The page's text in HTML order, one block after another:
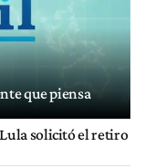
que piensa
solicitó el retiro